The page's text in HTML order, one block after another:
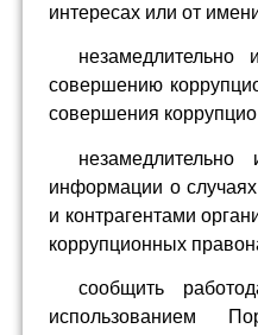
интересах или от
незамедлительно
совершению
совершения
информации о
и контрагентами
коррупционных
сообщить
использованием